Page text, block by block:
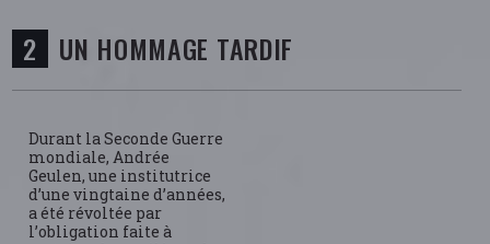
UN HOMMAGE TARDIF
Durant la Seconde Guerre
mondiale, Andrée
Geulen, une institutrice
d’une vingtaine d’années,
a été révoltée par
l’obligation faite à